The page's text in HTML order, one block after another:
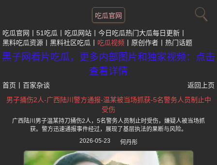
吃瓜官网
吃瓜官网 51吃瓜 吃瓜网站
今日吃瓜热门大瓜每日更新
黑料吃瓜资源
黑料社区吃瓜 吃瓜视频 原创作者 热门话题
黑子网看片吃瓜，更多内部图片和独家视频：点击
查看详情
首页 百家杂谈
返回上页
男子捅伤2人-广西陆川警方通报-温某被当场抓获-5名警务人员制止中
受伤
广西陆川男子温某持刀捅伤2人，5名警务人员制止时受伤，嫌疑人被当场抓
获。警方迅速通报事件经过，展现了基层执法的果断与风险。
2026-05-23
何丹彤